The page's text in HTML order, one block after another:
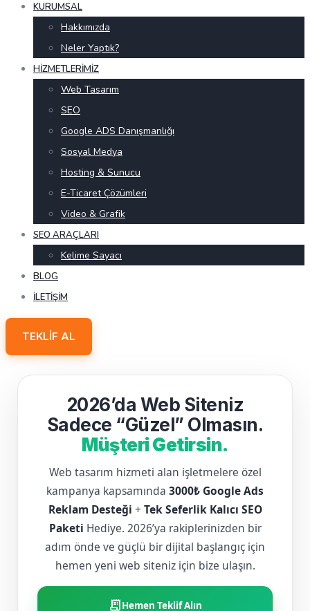
KURUMSAL
Hakkımızda
Neler Yaptık?
HIZMETLERIMIZ
Web Tasarım
SEO
Google ADS Danışmanlığı
Sosyal Medya
Hosting & Sunucu
E-Ticaret Çözümleri
Video & Grafik
SEO ARAÇLARI
Kelime Sayacı
BLOG
İLETIŞIM
TEKLIF AL
2026’da Web Siteniz
Sadece “Güzel” Olmasın.
Müşteri Getirsin.
Web tasarım hizmeti alan işletmelere özel
kampanya kapsamında 3000₺ Google Ads
Reklam Desteği + Tek Seferlik Kalıcı SEO
Paketi Hediye. 2026’ya rakiplerinizden bir
adım önde ve güçlü bir dijital başlangıç için
hemen yeni web siteniz için bize ulaşın.
receipt_longHemen Teklif Alın